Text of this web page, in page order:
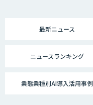
最新ニュース
ニュース ランキング
業態業種別AI導入活用事例